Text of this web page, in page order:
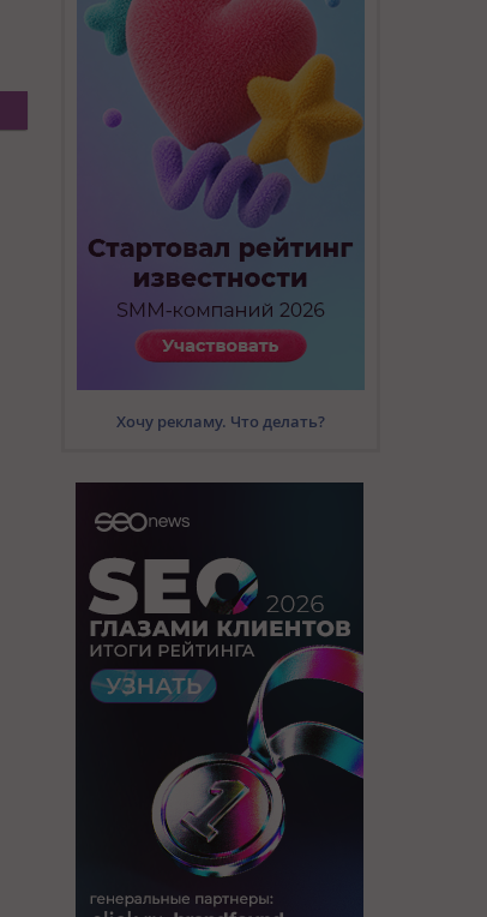
Хочу рекламу. Что делать?